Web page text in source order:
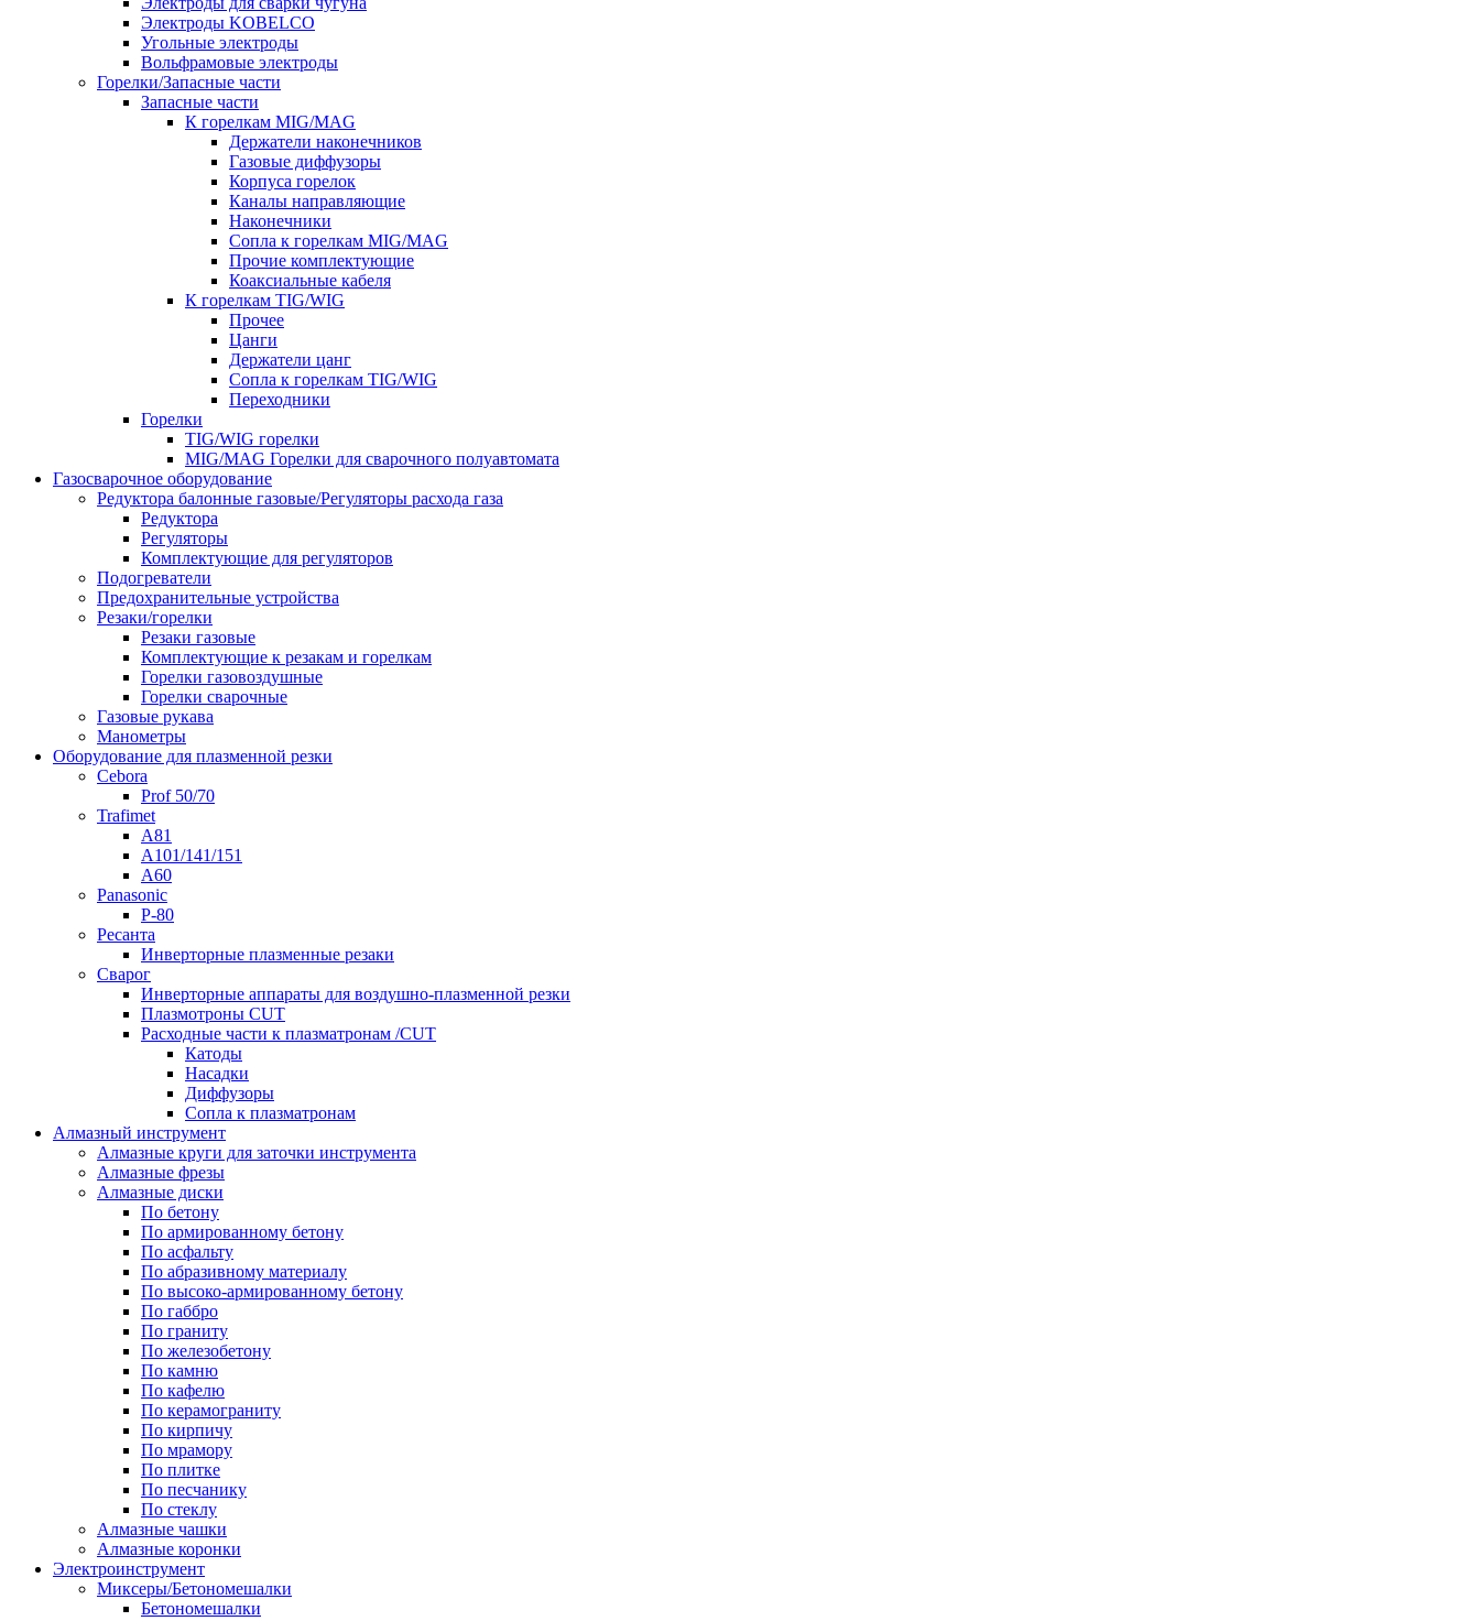
Электроды KOBELCO
Угольные электроды
Вольфрамовые электроды
Горелки/Запасные части
Запасные части
К горелкам MIG/MAG
Держатели наконечников
Газовые диффузоры
Корпуса горелок
Каналы направляющие
Наконечники
Сопла к горелкам MIG/MAG
Прочие комплектующие
Коаксиальные кабеля
К горелкам TIG/WIG
Прочее
Цанги
Держатели цанг
Сопла к горелкам TIG/WIG
Переходники
Горелки
TIG/WIG горелки
MIG/MAG Горелки для сварочного полуавтомата
Газосварочное оборудование
Редуктора балонные газовые/Регуляторы расхода газа
Редуктора
Регуляторы
Комплектующие для регуляторов
Подогреватели
Предохранительные устройства
Резаки/горелки
Резаки газовые
Комплектующие к резакам и горелкам
Горелки газовоздушные
Горелки сварочные
Газовые рукава
Манометры
Оборудование для плазменной резки
Cebora
Prof 50/70
Trafimet
A81
A101/141/151
A60
Panasonic
P-80
Ресанта
Инверторные плазменные резаки
Сварог
Инверторные аппараты для воздушно-плазменной резки
Плазмотроны CUT
Расходные части к плазматронам /CUT
Катоды
Насадки
Диффузоры
Сопла к плазматронам
Алмазный инструмент
Алмазные круги для заточки инструмента
Алмазные фрезы
Алмазные диски
По бетону
По армированному бетону
По асфальту
По абразивному материалу
По высоко-армированному бетону
По габбро
По граниту
По железобетону
По камню
По кафелю
По керамограниту
По кирпичу
По мрамору
По плитке
По песчанику
По стеклу
Алмазные чашки
Алмазные коронки
Электроинструмент
Миксеры/Бетономешалки
Бетономешалки